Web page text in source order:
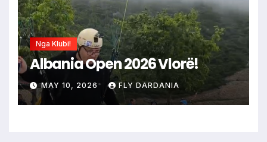
Nga Klubi!
Albania Open 2026 Vlorë!
MAY 10, 2026 FLY DARDANIA